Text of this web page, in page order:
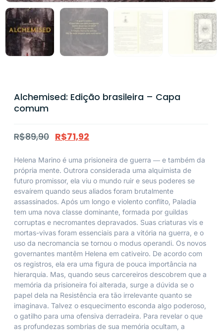
Alchemised: Edição brasileira – Capa
comum
R$89,90 R$71,92
Helena Marino é uma prisioneira de guerra ― e também da
própria mente. Outrora considerada uma alquimista de
futuro promissor, ela viu o mundo ruir e seus poderes se
esvaírem quando seus aliados foram brutalmente
assassinados. Após um longo e violento conflito, Paladia
tem uma nova classe dominante, formada por guildas
corruptas e necromantes depravados. Suas criaturas vis e
mortas-vivas foram essenciais para a vitória na guerra, e o
uso da necromancia se tornou o modus operandi. Os novos
governantes mantêm Helena em cativeiro. De acordo com
os registros, ela era uma figura de pouca importância na
hierarquia. Mas, quando seus carcereiros descobrem que a
memória da prisioneira foi alterada, surge a dúvida se o
papel dela na Resistência era tão irrelevante quanto se
imaginava. Talvez o esquecimento esconda algo poderoso,
o gatilho para uma ofensiva derradeira. Para revelar o que
as profundezas sombrias de sua memória ocultam, a